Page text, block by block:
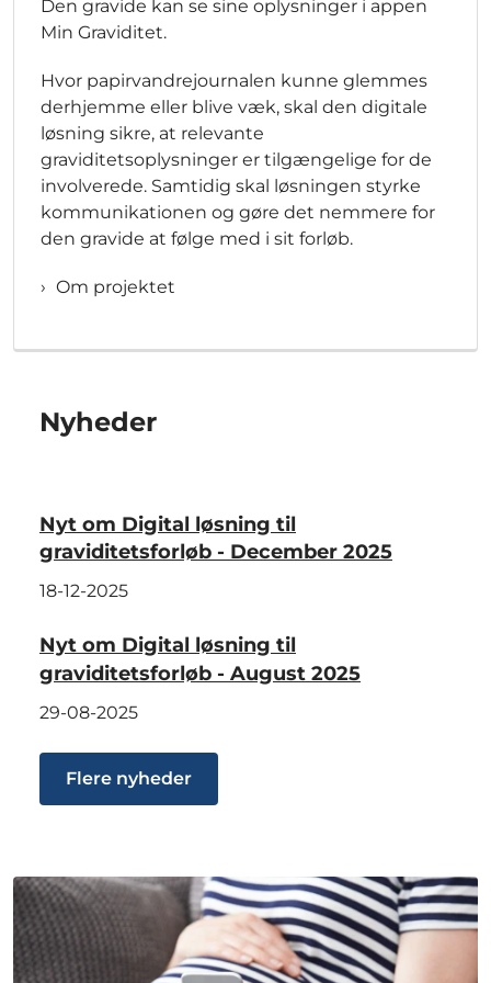
Den gravide kan se sine oplysninger i appen
Min Graviditet.
Hvor papirvandrejournalen kunne glemmes
derhjemme eller blive væk, skal den digitale
løsning sikre, at relevante
graviditetsoplysninger er tilgængelige for de
involverede. Samtidig skal løsningen styrke
kommunikationen og gøre det nemmere for
den gravide at følge med i sit forløb.
Om projektet
Nyheder
Nyt om Digital løsning til
graviditetsforløb - December 2025
18-12-2025
Nyt om Digital løsning til
graviditetsforløb - August 2025
29-08-2025
Flere nyheder